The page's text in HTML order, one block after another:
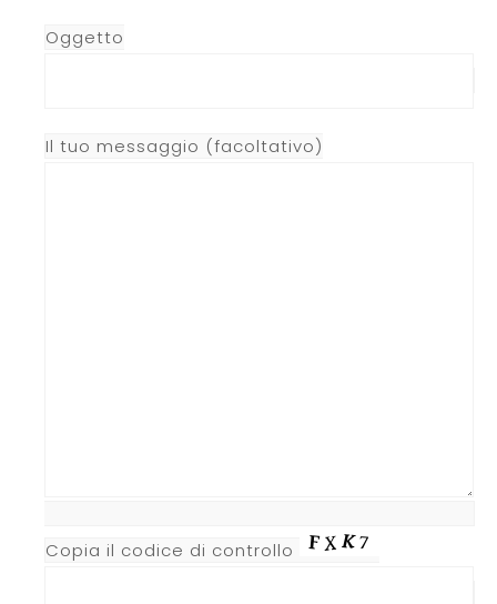
Oggetto
Il tuo messaggio (facoltativo)
Copia il codice di controllo